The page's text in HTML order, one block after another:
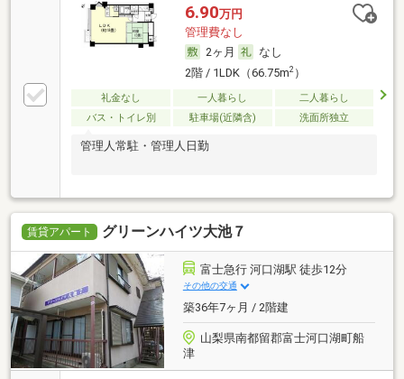
6.90万円
管理費なし
2ヶ月
なし
2階 / 1LDK（66.75m2）
礼金なし 一人暮らし
二人暮らし
バス・トイレ別
駐車場(近隣含) 洗面所独立
管理人常駐・管理人日勤
賃貸アパート グリーンハイツ大池７
富士急行 河口湖駅 徒歩12分
その他の交通
築36年7ヶ月 / 2階建
山梨県南都留郡富士河口湖町船
津